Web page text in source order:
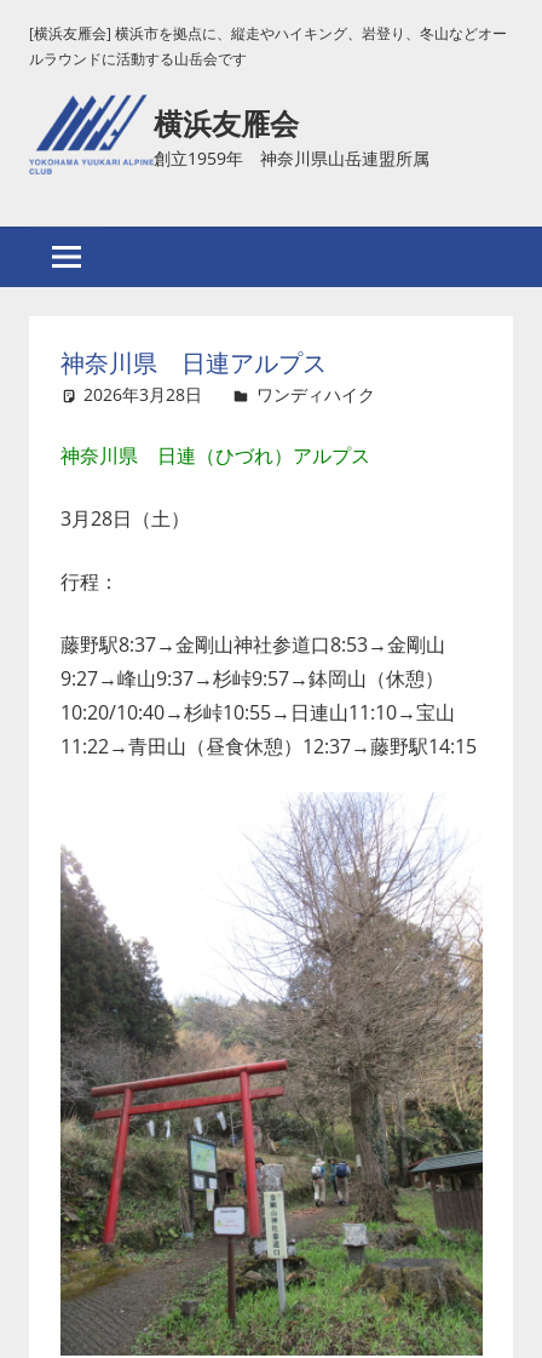
ス
[横浜友雁会] 横浜市を拠点に、縦走やハイキング、岩登り、冬山などオー
ルラウンドに活動する山岳会です
横浜友雁会
創立1959年 神奈川県山岳連盟所属
神奈川県 日連アルプス
2026年3月28日 吉田
ワンディハイク
神奈川県 日連（ひづれ）アルプス
3月28日（土）
行程：
藤野駅8:37→金剛山神社参道口8:53→金剛山
9:27→峰山9:37→杉峠9:57→鉢岡山（休憩）
10:20/10:40→杉峠10:55→日連山11:10→宝山
11:22→青田山（昼食休憩）12:37→藤野駅14:15